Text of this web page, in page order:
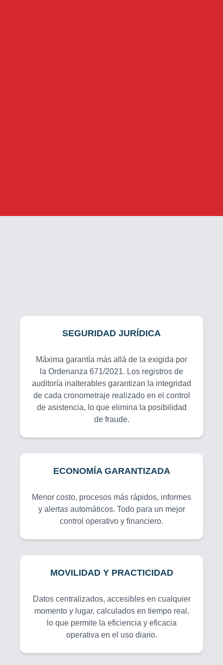
SEGURIDAD JURÍDICA
Máxima garantía más allá de la exigida por
la Ordenanza 671/2021. Los registros de
auditoría inalterables garantizan la integridad
de cada cronometraje realizado en el control
de asistencia, lo que elimina la posibilidad
de fraude.
ECONOMÍA GARANTIZADA
Menor costo, procesos más rápidos, informes
y alertas automáticos. Todo para un mejor
control operativo y financiero.
MOVILIDAD Y PRACTICIDAD
Datos centralizados, accesibles en cualquier
momento y lugar, calculados en tiempo real,
lo que permite la eficiencia y eficacia
operativa en el uso diario.